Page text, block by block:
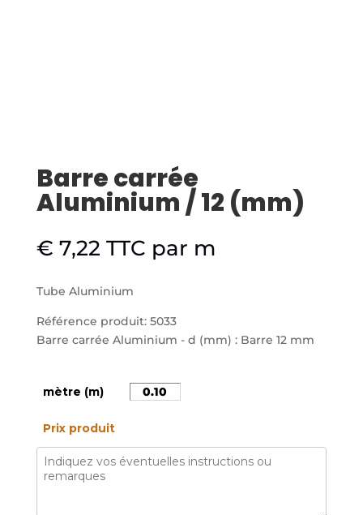
Barre carrée
Aluminium / 12 (mm)
€ 7,22 TTC par m
Tube Aluminium
Référence produit: 5033
Barre carrée Aluminium - d (mm) : Barre 12 mm
mètre (m)
Prix produit